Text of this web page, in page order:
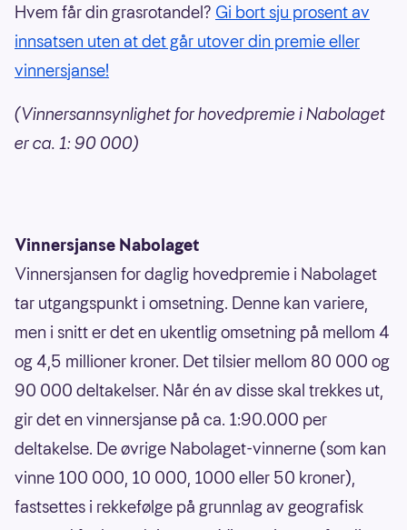
Hvem får din grasrotandel? Gi bort sju prosent av
innsatsen uten at det går utover din premie eller
vinnersjanse!
(Vinnersannsynlighet for hovedpremie i Nabolaget
er ca. 1: 90 000)
Vinnersjanse Nabolaget
Vinnersjansen for daglig hovedpremie i Nabolaget
tar utgangspunkt i omsetning. Denne kan variere,
men i snitt er det en ukentlig omsetning på mellom 4
og 4,5 millioner kroner. Det tilsier mellom 80 000 og
90 000 deltakelser. Når én av disse skal trekkes ut,
gir det en vinnersjanse på ca. 1:90.000 per
deltakelse. De øvrige Nabolaget-vinnerne (som kan
vinne 100 000, 10 000, 1000 eller 50 kroner),
fastsettes i rekkefølge på grunnlag av geografisk